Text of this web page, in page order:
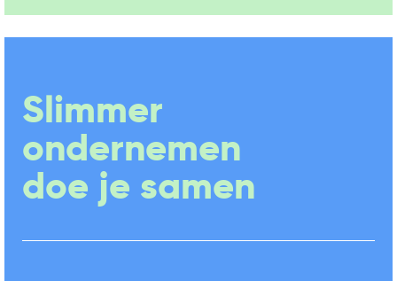
Slimmer
ondernemen
doe je samen